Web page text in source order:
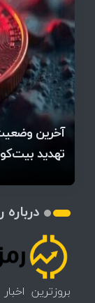
چرا سرعت
آخرین وضعیت
تهدید
اتفاق
۱۴۰۵ |
تغییر می‌کند
کدامند؟
اتفاق مهم در
تازه‌ترین
میز / ۶۲۲ بیت‌کوین کجا رفت؟
بحران بدهی
دلار
درباره
بروزترین